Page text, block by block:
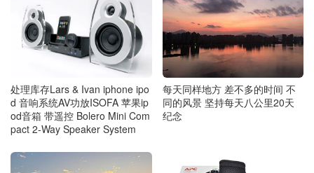
处理库存Lars & Ivan iphone ipo
d 音响系统AV功放ISOFA 苹果ip
od音箱 带遥控 Bolero Mini Com
pact 2-Way Speaker System
每天同样地方 差不多的时间 不
同的风景 坚持每天八公里20天
纪念